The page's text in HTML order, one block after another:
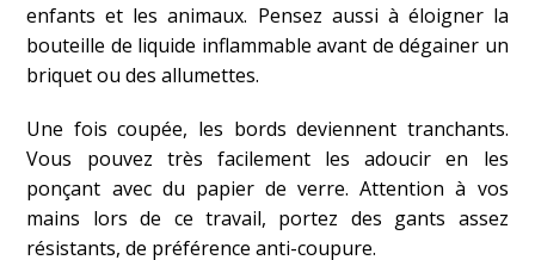
enfants et les animaux. Pensez aussi à éloigner la
bouteille de liquide inflammable avant de dégainer un
briquet ou des allumettes.
Une fois coupée, les bords deviennent tranchants.
Vous pouvez très facilement les adoucir en les
ponçant avec du papier de verre. Attention à vos
mains lors de ce travail, portez des gants assez
résistants, de préférence anti-coupure.